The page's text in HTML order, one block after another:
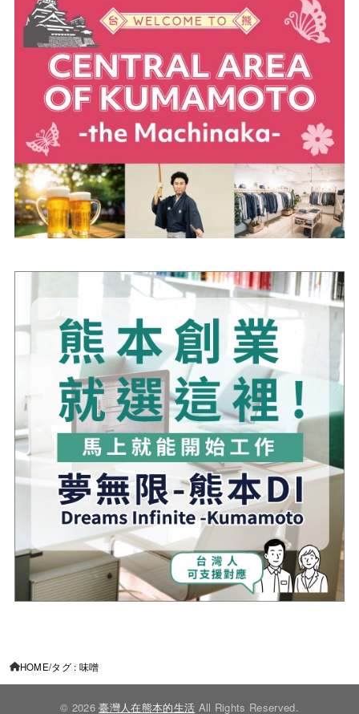
HOME タグ : 味噌
© 2026臺灣人在熊本的生活 All Rights Reserved.